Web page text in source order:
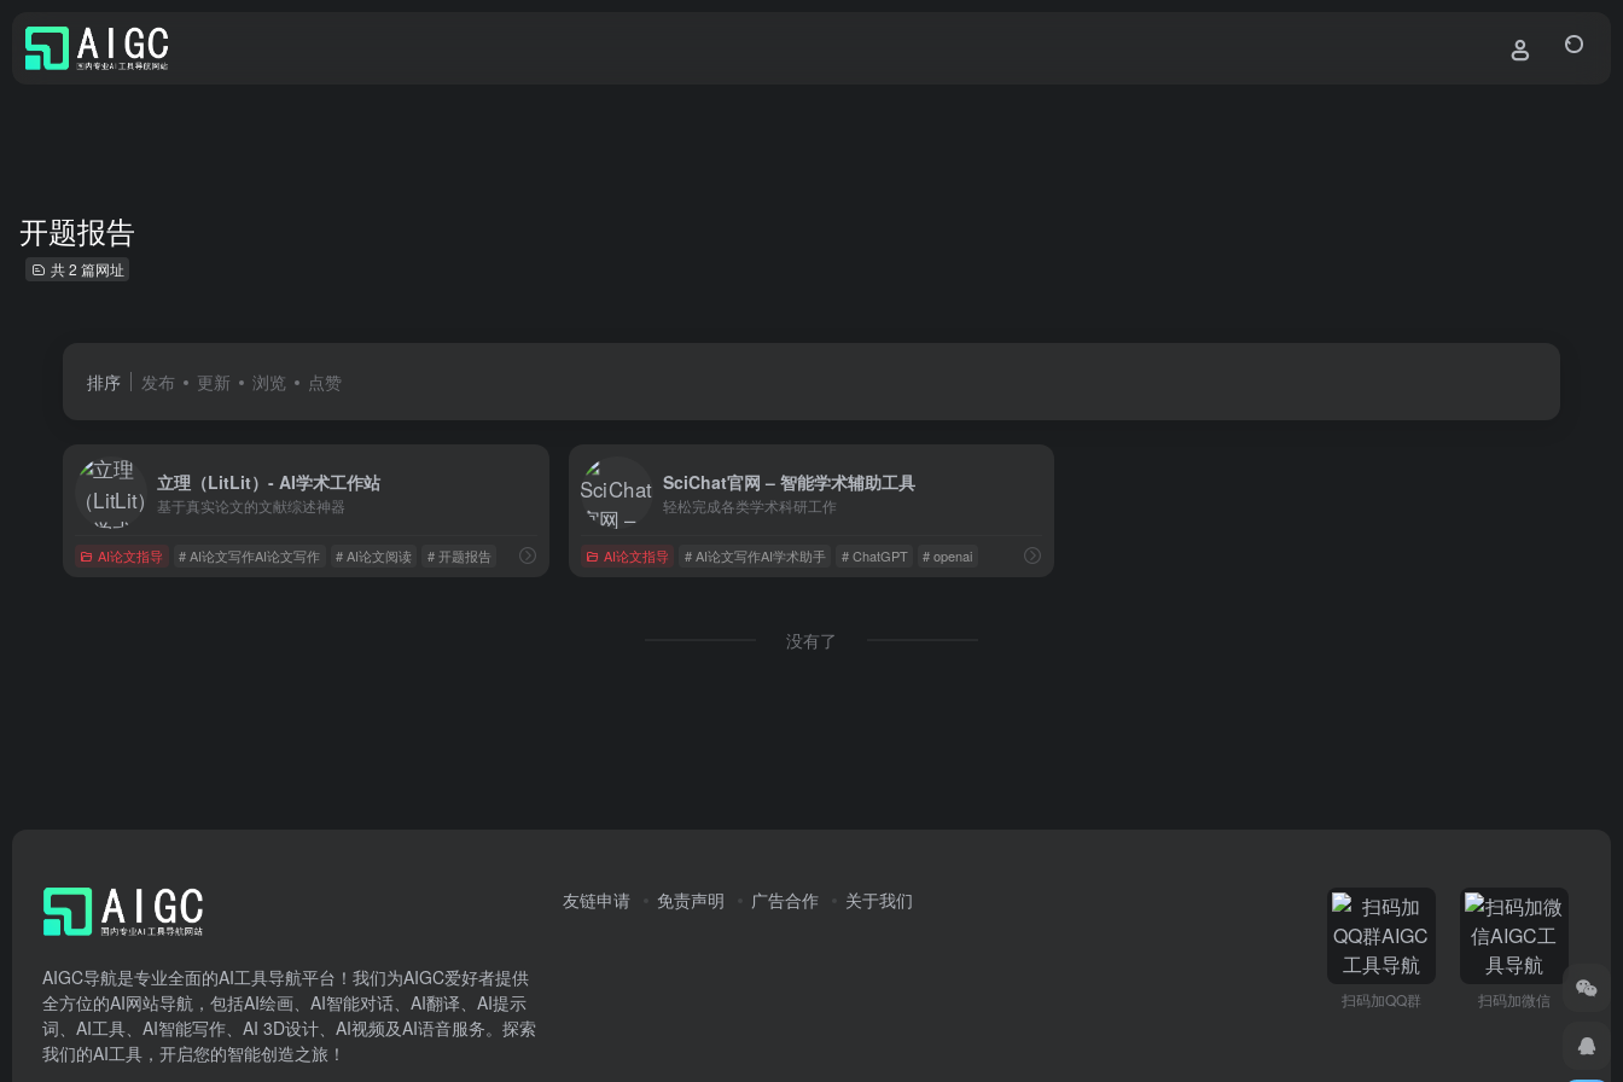
开题报告
共 2 篇网址
排序 发布 更新 浏览 点赞
立理（LitLit）- AI学术工作站
基于真实论文的文献综述神器
AI论文指导 # AI论文写作AI论文写作 # AI论文阅读 # 开题报告
SciChat官网 – 智能学术辅助工具
轻松完成各类学术科研工作
AI论文指导 # AI论文写作AI学术助手 # ChatGPT # openai
没有了
AIGC导航是专业全面的AI工具导航平台！我们为AIGC爱好者提供
全方位的AI网站导航，包括AI绘画、AI智能对话、AI翻译、AI提示
词、AI工具、AI智能写作、AI 3D设计、AI视频及AI语音服务。探索
我们的AI工具，开启您的智能创造之旅！
友链申请 免责声明 广告合作 关于我们
扫码加QQ群 扫码加微信